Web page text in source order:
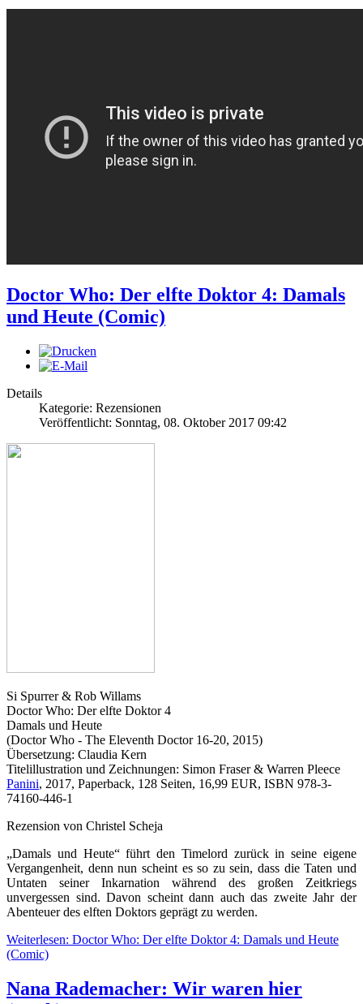
Doctor Who: Der elfte Doktor 4: Damals
und Heute (Comic)
Details
Kategorie: Rezensionen
Veröffentlicht: Sonntag, 08. Oktober 2017 09:42
Si Spurrer & Rob Willams
Doctor Who: Der elfte Doktor 4
Damals und Heute
(Doctor Who - The Eleventh Doctor 16-20, 2015)
Übersetzung: Claudia Kern
Titelillustration und Zeichnungen: Simon Fraser & Warren Pleece
Panini, 2017, Paperback, 128 Seiten, 16,99 EUR, ISBN 978-3-
74160-446-1
Rezension von Christel Scheja
„Damals und Heute“ führt den Timelord zurück in seine eigene
Vergangenheit, denn nun scheint es so zu sein, dass die Taten und
Untaten seiner Inkarnation während des großen Zeitkriegs
unvergessen sind. Davon scheint dann auch das zweite Jahr der
Abenteuer des elften Doktors geprägt zu werden.
Weiterlesen: Doctor Who: Der elfte Doktor 4: Damals und Heute
(Comic)
Nana Rademacher: Wir waren hier